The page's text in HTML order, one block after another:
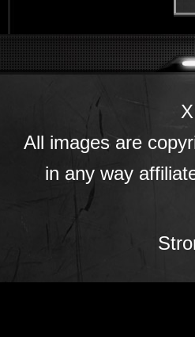
All images are
in any way